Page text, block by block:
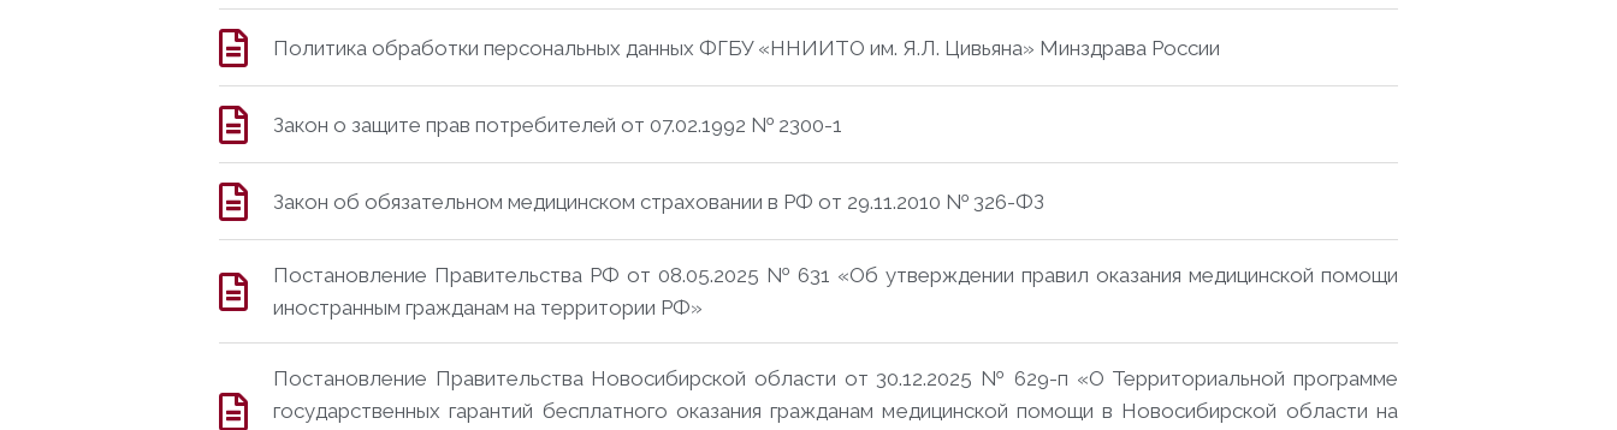
Политика обработки персональных данных ФГБУ «ННИИТО им. Я.Л. Цивьяна» Минздрава России
Закон о защите прав потребителей от 07.02.1992 № 2300-1
Закон об обязательном медицинском страховании в РФ от 29.11.2010 № 326-ФЗ
Постановление Правительства РФ от 08.05.2025 № 631 «Об утверждении правил оказания медицинской помощи
иностранным гражданам на территории РФ»
Постановление Правительства Новосибирской области от 30.12.2025 № 629-п «О Территориальной программе
государственных гарантий бесплатного оказания гражданам медицинской помощи в Новосибирской области на